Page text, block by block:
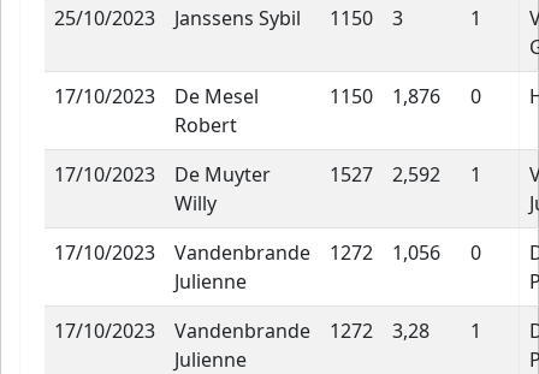
25/10/2023 Janssens Sybil 1150 3 1
17/10/2023
De Mesel
Robert
1150 1,876 0
17/10/2023
De Muyter
Willy
1527 2,592 1
17/10/2023
Vandenbrande
Julienne
1272 1,056 0
17/10/2023
Vandenbrande
Julienne
1272 3,28 1